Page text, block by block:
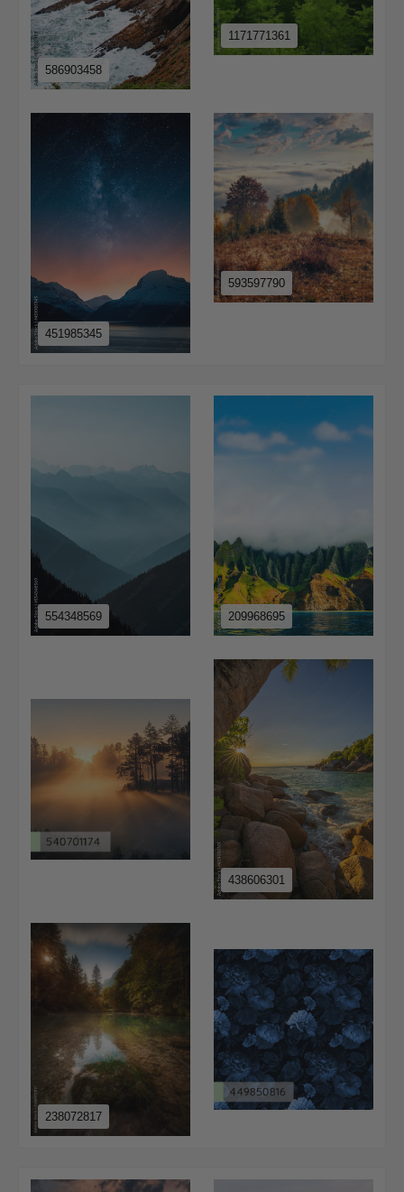
586903458
1171771361
451985345
593597790
554348569 209968695
438606301
238072817